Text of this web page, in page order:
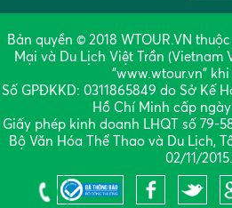
Bản quyền © 2018 WTOUR.VN
Mại và Du Lịch Việt Trần (Vietnam
"www.wtour.vn"
Số GPĐKKD: 0311865849 do Sở Kế
Hồ Chí Minh cấp
Giấy phép kinh doanh LHQT số 79-
Bộ Văn Hóa Thể Thao và Du Lịch,
02/11/2015.